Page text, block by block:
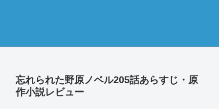
忘れられた野原ノベル205話あらすじ・原
作小説レビュー